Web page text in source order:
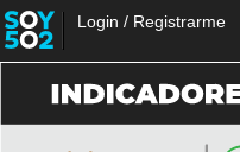
Login / Registrarme